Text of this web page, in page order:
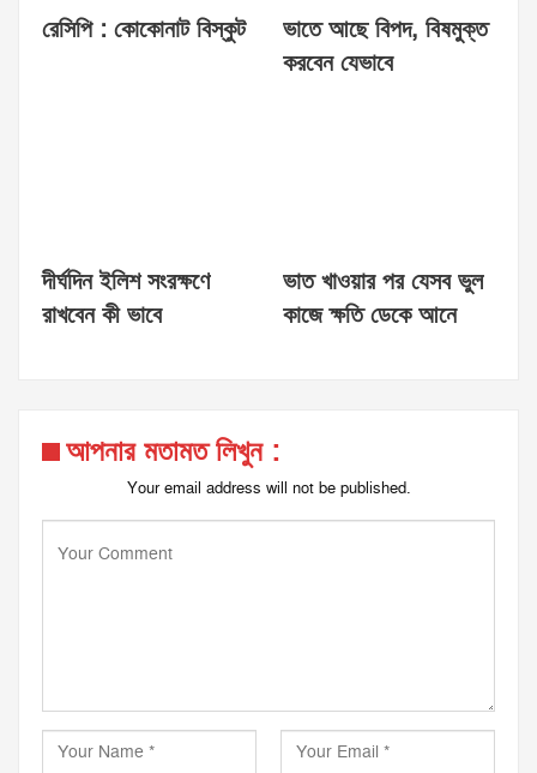
রেসিপি : কোকোনাট বিস্কুট
ভাতে আছে বিপদ, বিষমুক্ত
করবেন যেভাবে
দীর্ঘদিন ইলিশ সংরক্ষণে
রাখবেন কী ভাবে
ভাত খাওয়ার পর যেসব ভুল
কাজে ক্ষতি ডেকে আনে
আপনার মতামত লিখুন :
Your email address will not be published.